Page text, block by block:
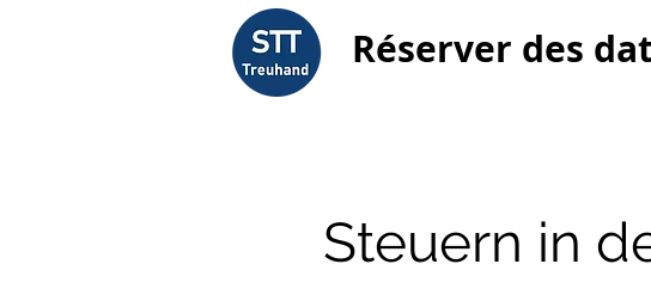
Réserver des
Steuern in